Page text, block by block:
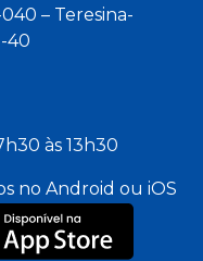
– Teresina-
40
às 13h30
no Android ou iOS